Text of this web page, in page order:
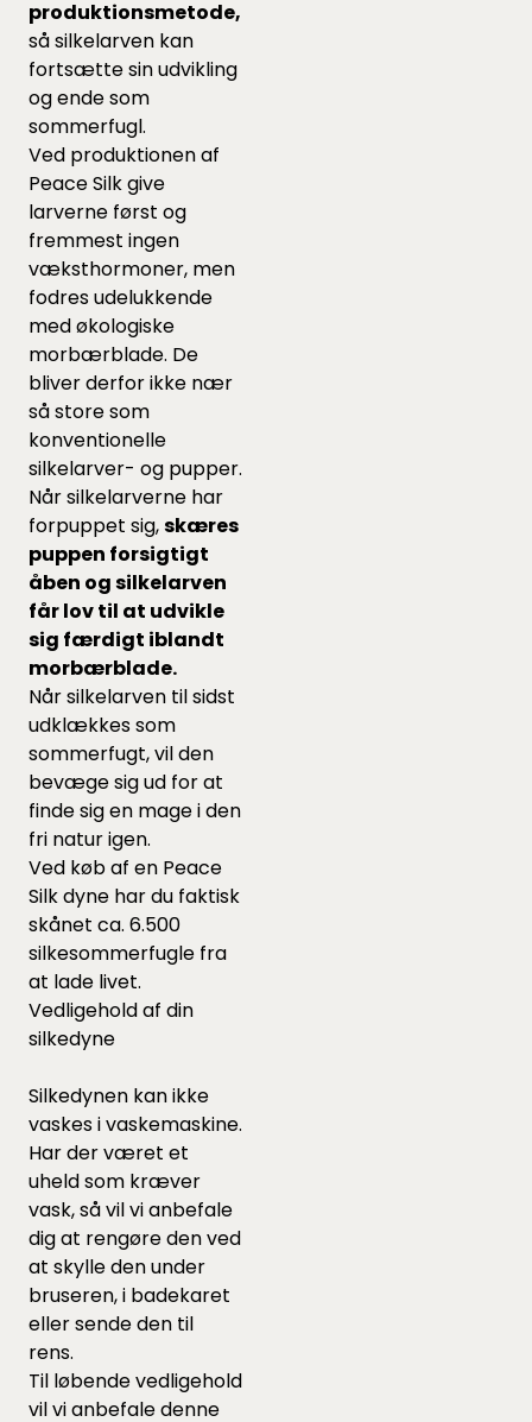
produktionsmetode,
så silkelarven kan
fortsætte sin udvikling
og ende som
sommerfugl.
Ved produktionen af
Peace Silk give
larverne først og
fremmest ingen
væksthormoner, men
fodres udelukkende
med økologiske
morbærblade. De
bliver derfor ikke nær
så store som
konventionelle
silkelarver- og pupper.
Når silkelarverne har
forpuppet sig,skæres
puppen forsigtigt
åben og silkelarven
får lov til at udvikle
sig færdigt iblandt
morbærblade.
Når silkelarven til sidst
udklækkes som
sommerfugt, vil den
bevæge sig ud for at
finde sig en mage i den
fri natur igen.
Ved køb af en Peace
Silk dyne har du faktisk
skånet ca. 6.500
silkesommerfugle fra
at lade livet.
Vedligehold af din
silkedyne
Silkedynen kan ikke
vaskes i vaskemaskine.
Har der været et
uheld som kræver
vask, så vil vi anbefale
dig at rengøre den ved
at skylle den under
bruseren, i badekaret
eller sende den til
rens.
Til løbende vedligehold
vil vi anbefaledenne